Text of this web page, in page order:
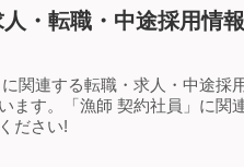
・転職・中途採用情
関連する転職・求人・中途
ます。「漁師 契約社員」に
ださい!